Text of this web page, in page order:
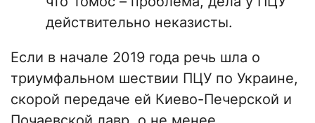
действительно неказисты.
Если в начале 2019 года речь шла о
триумфальном шествии ПЦУ по Украине,
скорой передаче ей Киево-Печерской и